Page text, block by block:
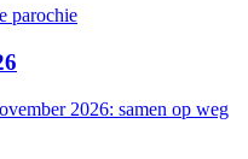
parochie
2026: samen op weg